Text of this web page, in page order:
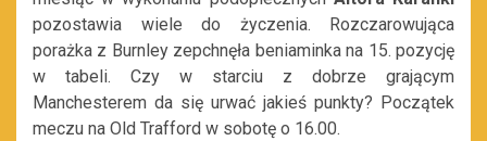
pozostawia wiele do życzenia. Rozczarowująca
porażka z Burnley zepchnęła beniaminka na 15. pozycję
w tabeli. Czy w starciu z dobrze grającym
Manchesterem da się urwać jakieś punkty? Początek
meczu na Old Trafford w sobotę o 16.00.